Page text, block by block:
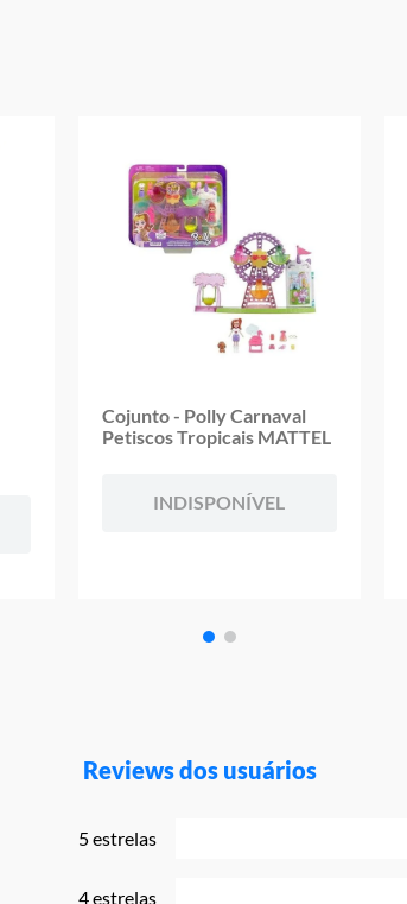
Cojunto - Polly Carnaval
Petiscos Tropicais MATTEL
INDISPONÍVEL
Reviews dos usuários
5 estrelas
4 estrelas